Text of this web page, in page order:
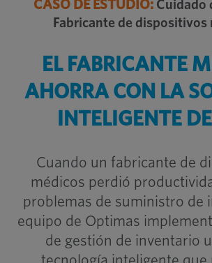
CASO DE ESTUDIO: Cuidado
Fabricante de dispositivos
EL FABRICANTE
AHORRA CON LA
INTELIGENTE
Cuando un fabricante de
médicos perdió
problemas de suministro de
equipo de Optimas
de gestión de inventario